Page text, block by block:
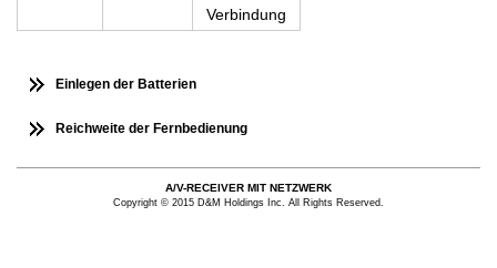
Ver­bin­dung
Einlegen der Batterien
Reichweite der Fernbedienung
A/V-RECEIVER MIT NETZWERK
Copyright © 2015 D&M Holdings Inc. All Rights Reserved.